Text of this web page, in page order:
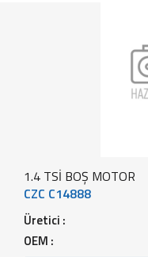
1.4 TSİ BOŞ MOTOR
CZC C14888
Üretici :
OEM :